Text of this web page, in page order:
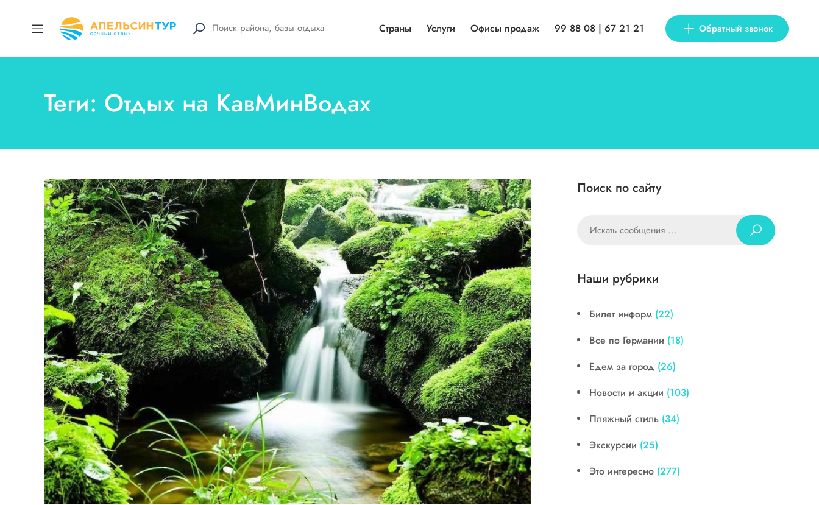
Страны Услуги Офисы продаж 99 88 08 | 67 21 21 Обратный звонок
Теги: Отдых на КавМинВодах
Поиск по сайту
Наши рубрики
Билет информ (22)
Все по Германии (18)
Едем за город (26)
Новости и акции (103)
Пляжный стиль (34)
Экскурсии (25)
Это интересно (277)